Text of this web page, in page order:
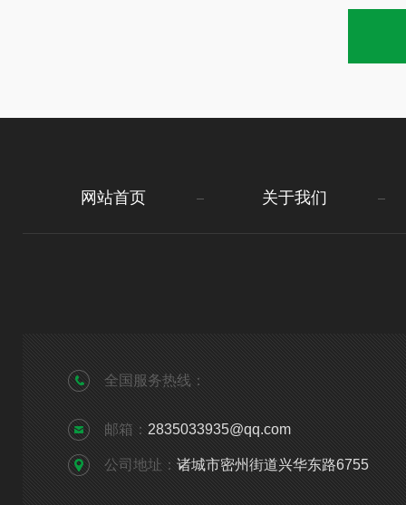
网站首页 关于我们
全国服务热线：
邮箱： 2835033935@qq.com
公司地址： 诸城市密州街道兴华东路6755